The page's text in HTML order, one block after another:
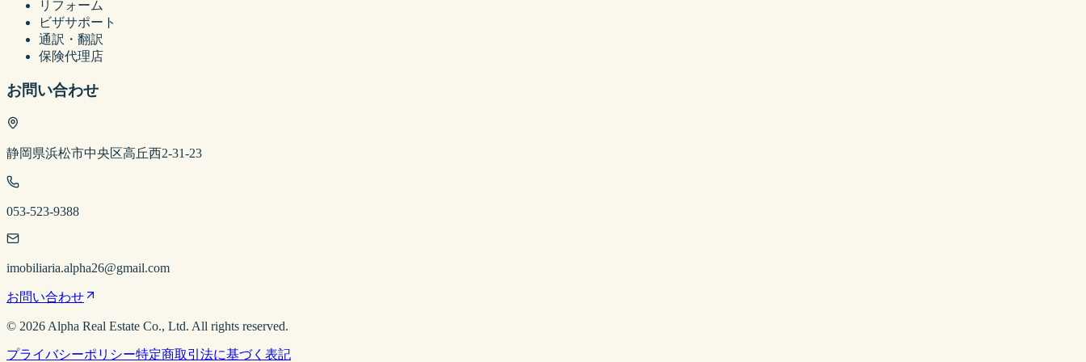
リフォーム
ビザサポート
通訳・翻訳
保険代理店
お問い合わせ
静岡県浜松市中央区高丘西2-31-23
053-523-9388
imobiliaria.alpha26@gmail.com
お問い合わせ
© 2026 Alpha Real Estate Co., Ltd. All rights reserved.
プライバシーポリシー特定商取引法に基づく表記